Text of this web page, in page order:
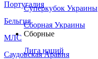
Португалия
Бельгия
МЛС
Саудовская Аравия
Суперкубок Украины
Сборная Украины
Сборные
Лига наций